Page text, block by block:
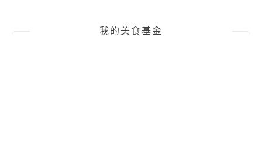
我的美食基金